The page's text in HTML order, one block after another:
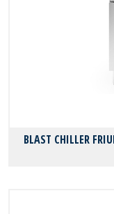
BLAST CHILLER